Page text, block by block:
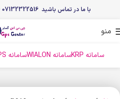
با ما در تماس باشید 07132322516 - 09379396263
منو
سامانه KRP سامانه WIALON سامانه KINGGPS